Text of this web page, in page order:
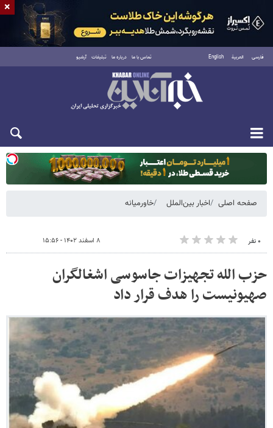
فارسی العربية English تماس با ما درباره ما تبلیغات آرشیو
یکشنبه ۱۸ مرداد ۱۴۰۵
صفحه اصلی اخبار بین‌الملل خاورمیانه
۰ نفر ۸ اسفند ۱۴۰۲ - ۱۵:۵۶
حزب الله تجهیزات جاسوسی اشغالگران
صهیونیست را هدف قرار داد
×